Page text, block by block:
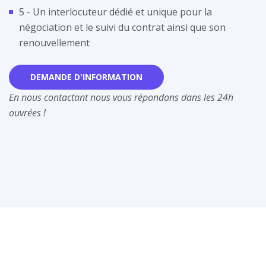
5 - Un interlocuteur dédié et unique pour la
négociation et le suivi du contrat ainsi que son
renouvellement
DEMANDE D'INFORMATION
En nous contactant nous vous répondons dans les 24h
ouvrées !